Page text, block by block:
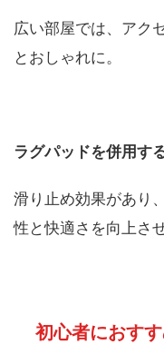
広い部屋では、アク
とおしゃれに。
ラグパッドを併用す
滑り止め効果があり
性と快適さを向上さ
初心者におす